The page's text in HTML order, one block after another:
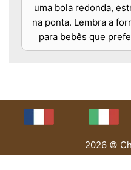
uma bola redonda,
na ponta. Lembra a
para bebês que
2026 ©